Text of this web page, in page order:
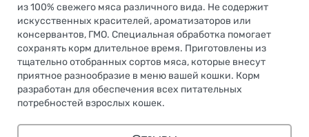
из 100% свежего мяса различного вида. Не содержит
искусственных красителей, ароматизаторов или
консервантов, ГМО. Специальная обработка помогает
сохранять корм длительное время. Приготовлены из
тщательно отобранных сортов мяса, которые внесут
приятное разнообразие в меню вашей кошки. Корм
разработан для обеспечения всех питательных
потребностей взрослых кошек.